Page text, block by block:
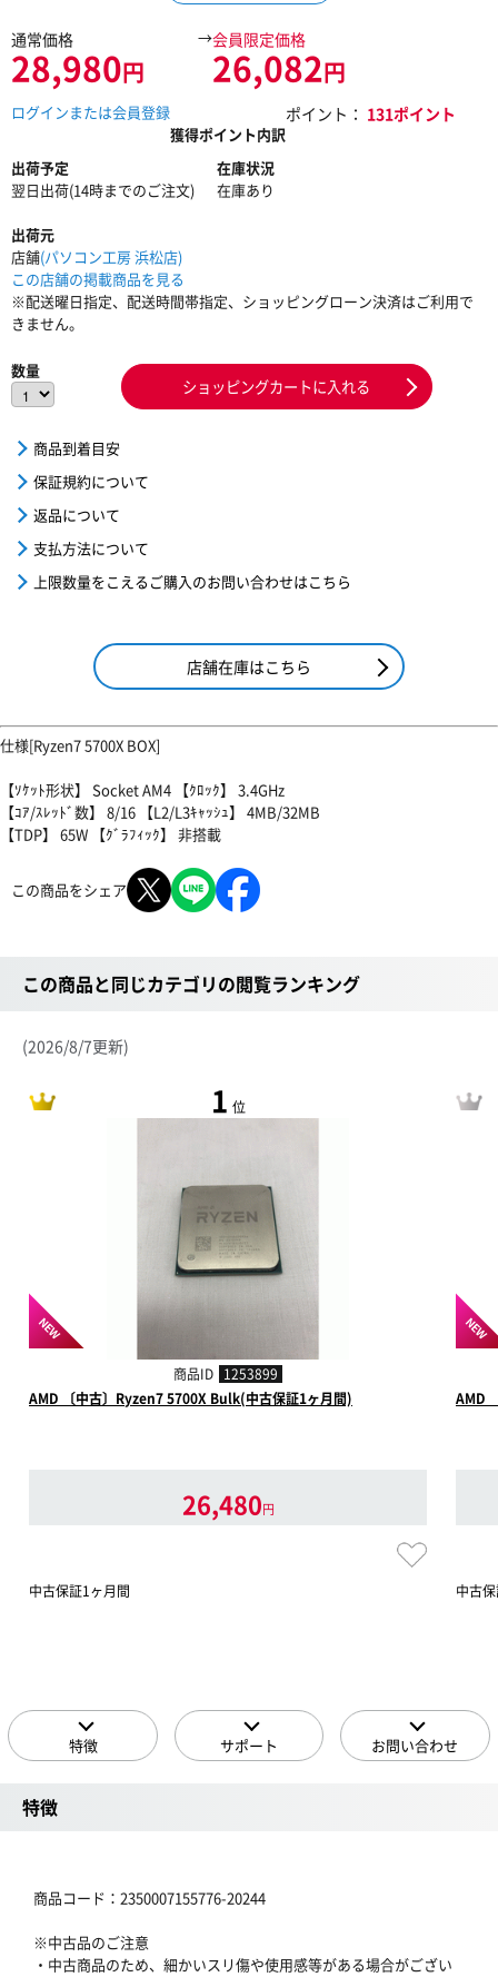
通常価格
28,980円
→会員限定価格
26,082円
ログインまたは会員登録
獲得ポイント内訳
ポイント： 131ポイント
出荷予定
翌日出荷(14時までのご注文)
在庫状況
在庫あり
出荷元
店舗(パソコン工房 浜松店)
この店舗の掲載商品を見る
※配送曜日指定、配送時間帯指定、ショッピングローン決済はご利用で
きません。
数量
ショッピングカートに入れる
商品到着目安
保証規約について
返品について
支払方法について
上限数量をこえるご購入のお問い合わせはこちら
店舗在庫はこちら
仕様[Ryzen7 5700X BOX]
【ｿｹｯﾄ形状】 Socket AM4 【ｸﾛｯｸ】 3.4GHz
【ｺｱ/ｽﾚｯﾄﾞ数】 8/16 【L2/L3ｷｬｯｼｭ】 4MB/32MB
【TDP】 65W 【ｸﾞﾗﾌｨｯｸ】 非搭載
この商品をシェア
この商品と同じカテゴリの閲覧ランキング
(2026/8/7更新)
1 位
NEW
商品ID 1253899
AMD 〔中古〕Ryzen7 5700X Bulk(中古保証1ヶ月間)
26,480円
中古保証1ヶ月間
NEW
AMD
中古
特徴 サポート お問い合わせ
特徴
商品コード：2350007155776-20244
※中古品のご注意
・中古商品のため、細かいスリ傷や使用感等がある場合がござい